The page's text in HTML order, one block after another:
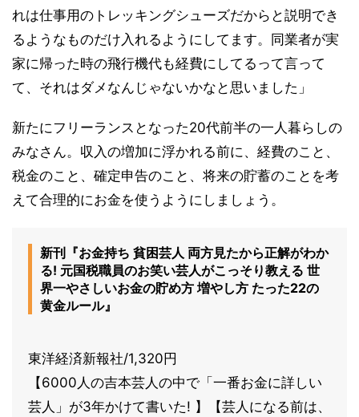
れは仕事用のトレッキングシューズだからと説明でき
るようなものだけ入れるようにしてます。同業者が実
家に帰った時の飛行機代も経費にしてるって言って
て、それはダメなんじゃないかなと思いました」
新たにフリーランスとなった20代前半の一人暮らしの
みなさん。収入の増加に浮かれる前に、経費のこと、
税金のこと、確定申告のこと、将来の貯蓄のことを考
えて合理的にお金を使うようにしましょう。
新刊『お金持ち 貧困芸人 両方見たから正解がわか
る! 元国税職員のお笑い芸人がこっそり教える 世
界一やさしいお金の貯め方 増やし方 たった22の
黄金ルール』
東洋経済新報社/1,320円
【6000人の吉本芸人の中で「一番お金に詳しい
芸人」が3年かけて書いた! 】【芸人になる前は、